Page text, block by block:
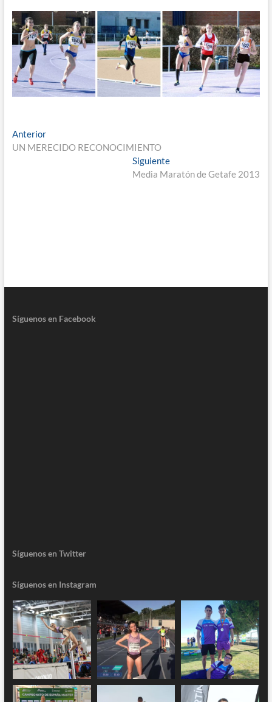
Navegación
de
AnteriorEntrada
anterior:
UN MERECIDO RECONOCIMIENTO
SiguienteEntrada
siguiente:
Media Maratón de Getafe 2013
Síguenos en Facebook
Síguenos en Twitter
Síguenos en Instagram